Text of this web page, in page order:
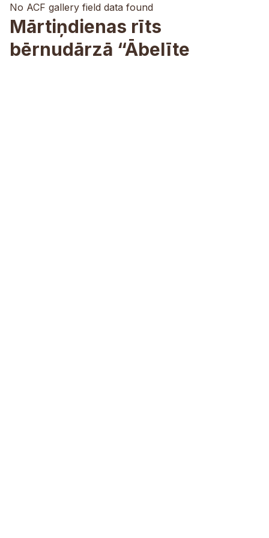
No ACF gallery field data found
Mārtiņdienas rīts
bērnudārzā “Ābelīte